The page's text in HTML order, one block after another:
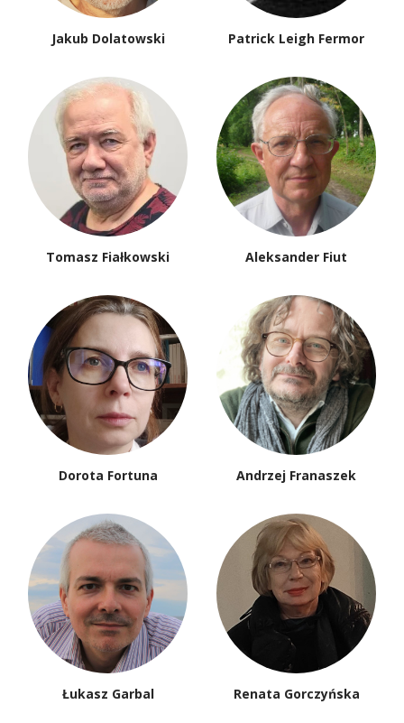
Jakub Dolatowski Patrick Leigh Fermor
Tomasz Fiałkowski Aleksander Fiut
Dorota Fortuna Andrzej Franaszek
Łukasz Garbal Renata Gorczyńska